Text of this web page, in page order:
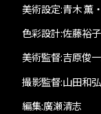
美術設定:青木 薫
色彩設計:佐藤裕子
美術監督:吉原俊
撮影監督:山田和弘
編集:廣瀬清志